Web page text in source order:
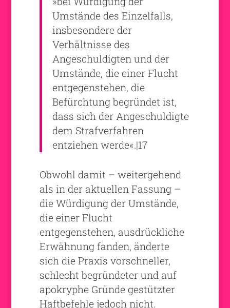
Umstände des Einzelfalls,
insbesondere der
Verhältnisse des
Angeschuldigten und der
Umstände, die einer Flucht
entgegenstehen, die
Befürchtung begründet ist,
dass sich der Angeschuldigte
dem Strafverfahren
entziehen werde«.|17
Obwohl damit – weitergehend
als in der aktuellen Fassung –
die Würdigung der Umstände,
die einer Flucht
entgegenstehen, ausdrückliche
Erwähnung fanden, änderte
sich die Praxis vorschneller,
schlecht begründeter und auf
apokryphe Gründe gestützter
Haftbefehle jedoch nicht.